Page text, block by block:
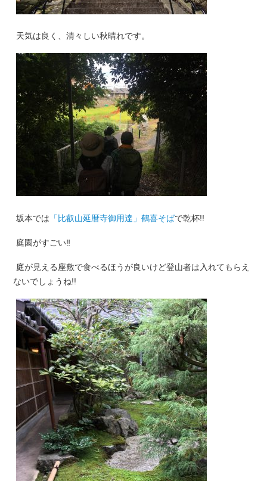
天気は良く、清々しい秋晴れです。
坂本では 「比叡山延暦寺御用達」鶴喜そばで乾杯!!
庭園がすごい‼︎
庭が見える座敷で食べるほうが良いけど登山者は入れてもらえ
ないでしょうね!!